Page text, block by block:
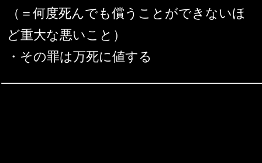
（＝何度死んでも償うことができないほ
ど重大な悪いこと）
・その罪は万死に値する